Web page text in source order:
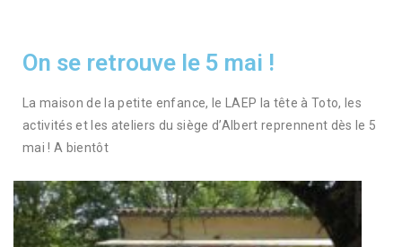
On se retrouve le 5 mai !
La maison de la petite enfance, le LAEP la tête à Toto, les
activités et les ateliers du siège d’Albert reprennent dès le 5
mai ! A bientôt